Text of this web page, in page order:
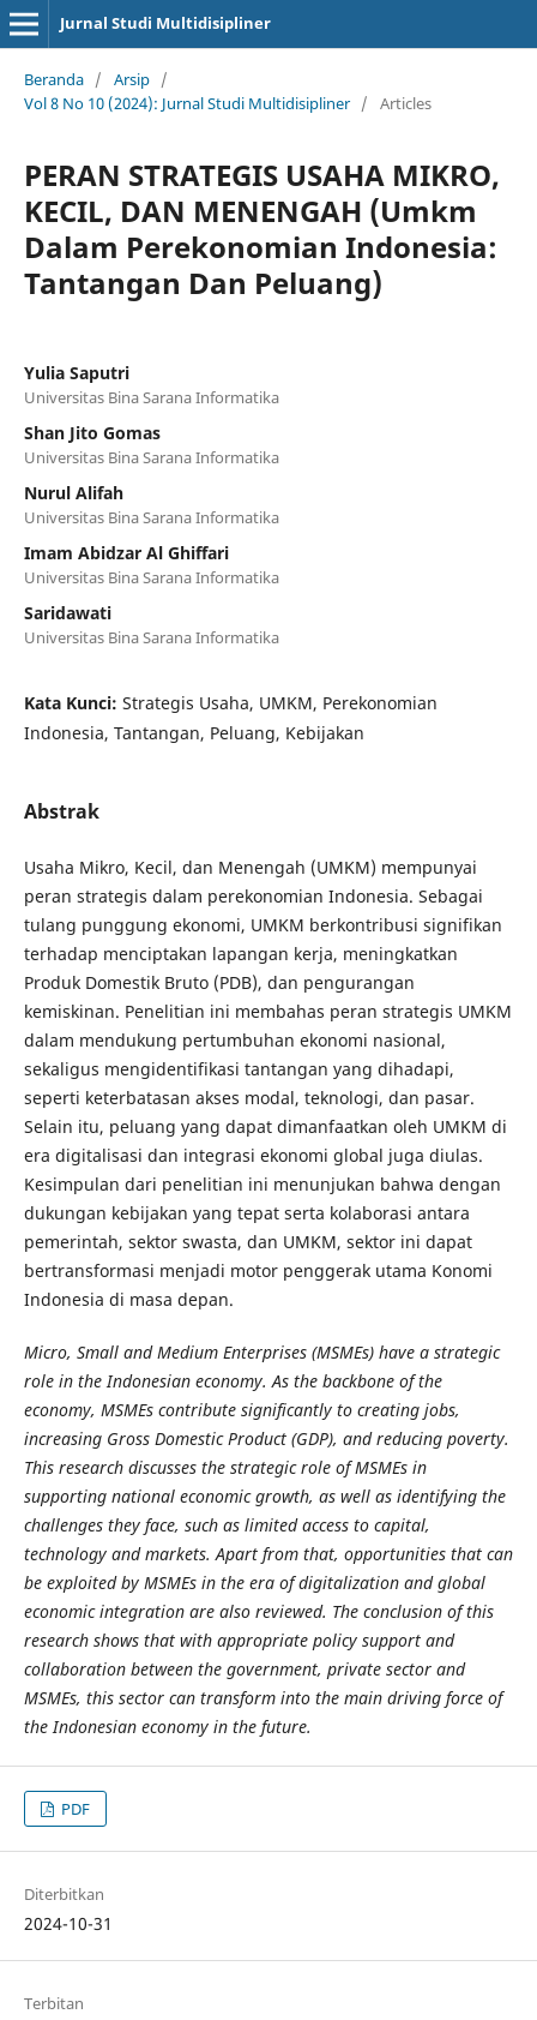
Jurnal Studi Multidisipliner
Beranda / Arsip /
Vol 8 No 10 (2024): Jurnal Studi Multidisipliner / Articles
PERAN STRATEGIS USAHA MIKRO,
KECIL, DAN MENENGAH (Umkm
Dalam Perekonomian Indonesia:
Tantangan Dan Peluang)
Yulia Saputri
Universitas Bina Sarana Informatika
Shan Jito Gomas
Universitas Bina Sarana Informatika
Nurul Alifah
Universitas Bina Sarana Informatika
Imam Abidzar Al Ghiffari
Universitas Bina Sarana Informatika
Saridawati
Universitas Bina Sarana Informatika
Kata Kunci: Strategis Usaha, UMKM, Perekonomian
Indonesia, Tantangan, Peluang, Kebijakan
Abstrak
Usaha Mikro, Kecil, dan Menengah (UMKM) mempunyai
peran strategis dalam perekonomian Indonesia. Sebagai
tulang punggung ekonomi, UMKM berkontribusi signifikan
terhadap menciptakan lapangan kerja, meningkatkan
Produk Domestik Bruto (PDB), dan pengurangan
kemiskinan. Penelitian ini membahas peran strategis UMKM
dalam mendukung pertumbuhan ekonomi nasional,
sekaligus mengidentifikasi tantangan yang dihadapi,
seperti keterbatasan akses modal, teknologi, dan pasar.
Selain itu, peluang yang dapat dimanfaatkan oleh UMKM di
era digitalisasi dan integrasi ekonomi global juga diulas.
Kesimpulan dari penelitian ini menunjukan bahwa dengan
dukungan kebijakan yang tepat serta kolaborasi antara
pemerintah, sektor swasta, dan UMKM, sektor ini dapat
bertransformasi menjadi motor penggerak utama Konomi
Indonesia di masa depan.
Micro, Small and Medium Enterprises (MSMEs) have a strategic
role in the Indonesian economy. As the backbone of the
economy, MSMEs contribute significantly to creating jobs,
increasing Gross Domestic Product (GDP), and reducing poverty.
This research discusses the strategic role of MSMEs in
supporting national economic growth, as well as identifying the
challenges they face, such as limited access to capital,
technology and markets. Apart from that, opportunities that can
be exploited by MSMEs in the era of digitalization and global
economic integration are also reviewed. The conclusion of this
research shows that with appropriate policy support and
collaboration between the government, private sector and
MSMEs, this sector can transform into the main driving force of
the Indonesian economy in the future.
PDF
Diterbitkan
2024-10-31
Terbitan